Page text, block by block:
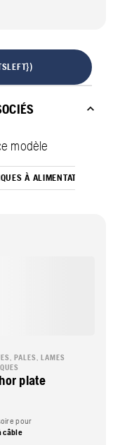
modèle
À ALIMENTATION
PALES, LAMES
plate
pour
câble